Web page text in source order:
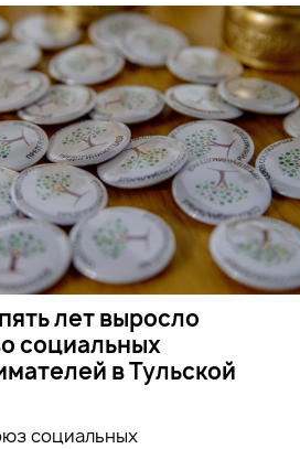
лет выросло
социальных
в Тульской
социальных